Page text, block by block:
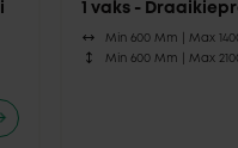
1 vaks -
Min 600 Mm |Max
Min 600 Mm |Max